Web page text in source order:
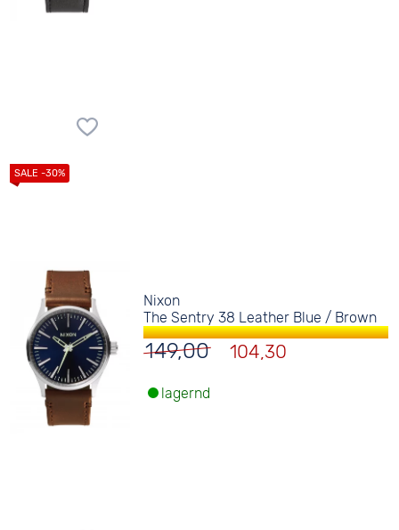
Nixon
The Sentry 38 Leather Blue / Brown
149,00 104,30
lagernd